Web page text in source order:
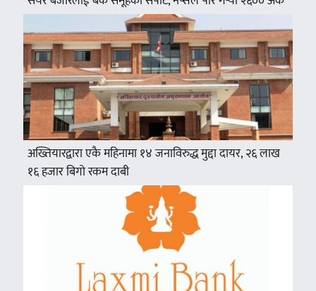
अख्तियारद्वारा एकै महिनामा १४ जनाविरुद्ध मुद्दा दायर, २६ लाख
१६ हजार बिगो रकम दाबी